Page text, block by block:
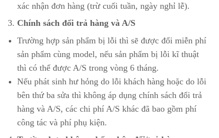
xác nhận đơn hàng (trừ cuối tuần, ngày nghỉ lễ).
Chính sách đổi trả hàng và A/S
Trường hợp sản phẩm bị lỗi thì sẽ được đổi miễn phí
sản phẩm cùng model, nếu sản phẩm bị lỗi kĩ thuật
thì có thể được A/S trong vòng 6 tháng.
Nếu phát sinh hư hỏng do lỗi khách hàng hoặc do lỗi
bên thứ ba sửa thì không áp dụng chính sách đổi trả
hàng và A/S, các chi phí A/S khác đã bao gồm phí
công tác và phí phụ kiện.